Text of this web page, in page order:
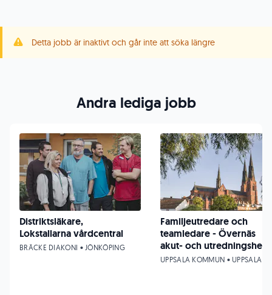
Detta jobb är inaktivt och går inte att söka längre
Andra lediga jobb
Distriktsläkare,
Lokstallarna vårdcentral
BRÄCKE DIAKONI • JÖNKÖPING
Familjeutredare och
teamledare - Övernäs
akut- och utredningshem
UPPSALA KOMMUN • UPPSALA